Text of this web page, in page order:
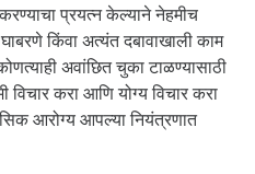
प्रयत्न केल्याने नेहमीच
किंवा अत्यंत दबावाखाली काम
अवांछित चुका टाळण्यासाठी
करा आणि योग्य विचार करा
आरोग्य आपल्या नियंत्रणात